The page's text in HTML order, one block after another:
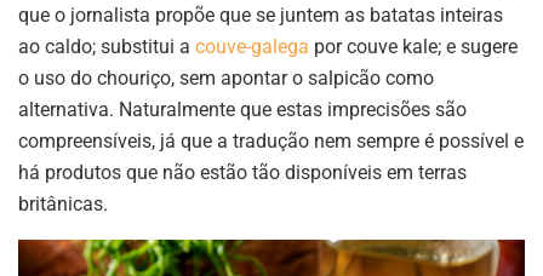
que o jornalista propõe que se juntem as batatas inteiras
ao caldo; substitui a couve-galega por couve kale; e sugere
o uso do chouriço, sem apontar o salpicão como
alternativa. Naturalmente que estas imprecisões são
compreensíveis, já que a tradução nem sempre é possível e
há produtos que não estão tão disponíveis em terras
britânicas.